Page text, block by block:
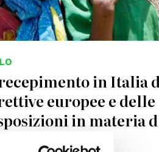
in Italia
europee e delle
in materia